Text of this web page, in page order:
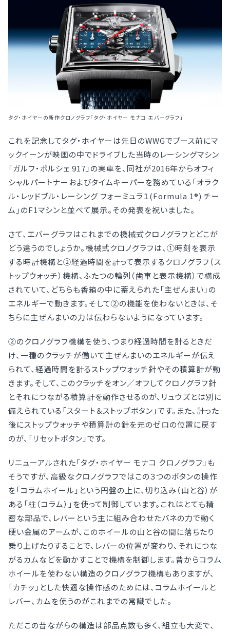
タグ・ホイヤーの新作クロノグラフ「タグ・ホイヤー モナコ エバーグラフ」
これを記念してタグ・ホイヤーは先日のWWGでブース前にマ
ックイーンが映画の中でドライブした当時のレーシングマシン
「ガルフ・ポルシェ 917」の実車を、同社が2016年からオフィ
シャルパートナーおよびタイムキーパーを務めている「オラク
ル・レッドブル・レーシング フォーミュラ１(Formula 1®) チー
ム」のF1マシンと並べて展示。その発表を祝いました。
さて、エバーグラフはこれまでの機械式クロノグラフとどこが
どう違うのでしょうか。機械式クロノグラフは、①時刻を表示
する時計機構と②経過時間を計って表示するクロノグラフ（ス
トップウォッチ）機構、ふたつの輪列（歯車と表示機構）で構成
されていて、どちらも香箱の中に蓄えられた「主ぜんまい」の
エネルギーで動きます。そして②の機能を使わないときは、そ
ちらに主ぜんまいの力は伝わらないようになっています。
②のクロノグラフ機構を使う、つまり経過時間を計るときだ
け、一種のクラッチが働いて主ぜんまいのエネルギーが伝え
られて、経過時間を計るストップウォッチ針やその積算計が動
きます。そして、このクラッチをオン／オフしてクロノグラフ針
とそれにつながる積算計を動作させるのが、リュウズとは別に
備えられている「スタート＆ストップボタン」です。また、計った
後にストップウォッチや積算計の針を元のゼロの位置に戻す
のが、「リセットボタン」です。
リニューアルされた「タグ・ホイヤー モナコ クロノグラフ」も
そうですが、高級なクロノグラフではこの３つのボタンの操作
を「コラムホイール」という円盤の上に、切り込み（山と谷）が
ある「柱（コラム）」を使って制御しています。これはとても精
密な部品で、レバーという主に組み合わせたバネの力で動く
硬い金属のアームが、このホイールの山と谷の間に落ちたり
乗り上げたりすることで、レバーの位置が変わり、それにつな
がるカムなどを動かすことで機構を制御します。昔からコラム
ホイールを使わない構造のクロノグラフ機構もありますが、
「カチッ」とした快適な操作感のためには、コラムホイールと
レバー、カムを使うのがこれまでの常識でした。
ただこの昔ながらの構造は部品点数も多く、組立も大変で、